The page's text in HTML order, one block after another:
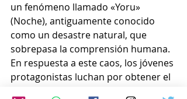
un fenómeno llamado «Yoru»
(Noche), antiguamente conocido
como un desastre natural, que
sobrepasa la comprensión humana.
En respuesta a este caos, los jóvenes
protagonistas luchan por obtener el